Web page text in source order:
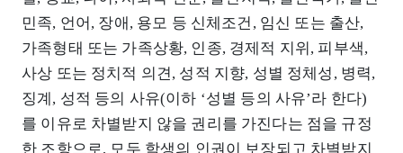
민족, 언어, 장애, 용모 등 신체조건, 임신 또는 출산,
가족형태 또는 가족상황, 인종, 경제적 지위, 피부색,
사상 또는 정치적 의견, 성적 지향, 성별 정체성, 병력,
징계, 성적 등의 사유(이하 ‘성별 등의 사유’라 한다)
를 이유로 차별받지 않을 권리를 가진다는 점을 규정
한 조항으로, 모두 학생의 인권이 보장되고 차별받지